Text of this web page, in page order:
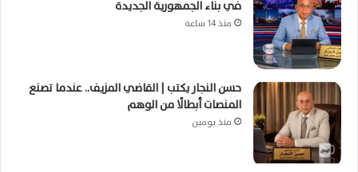
في بناء الجمهورية الجديدة
منذ 14 ساعة
حسن النجار يكتب | القاضي المزيف.. عندما تصنع
المنصات أبطالًا من الوهم
منذ يومين